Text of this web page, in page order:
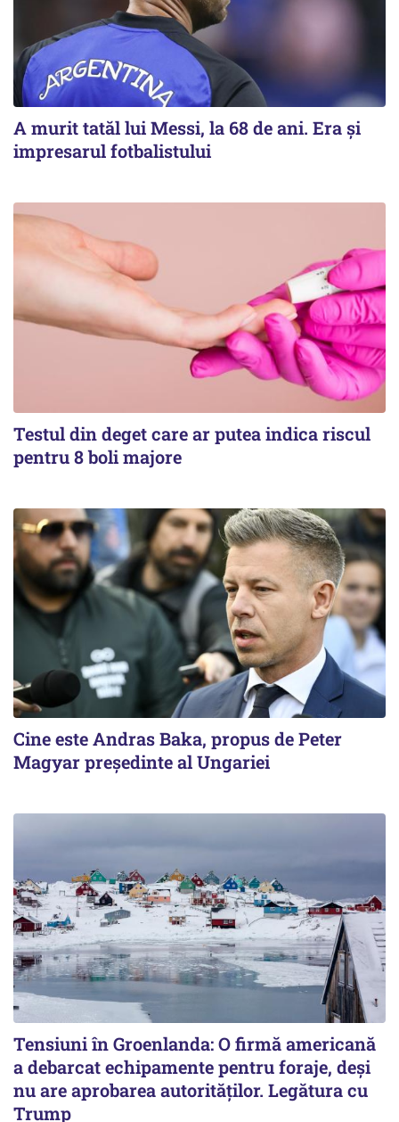
A murit tatăl lui Messi, la 68 de ani. Era și
impresarul fotbalistului
Testul din deget care ar putea indica riscul
pentru 8 boli majore
Cine este Andras Baka, propus de Peter
Magyar președinte al Ungariei
Tensiuni în Groenlanda: O firmă americană
a debarcat echipamente pentru foraje, deși
nu are aprobarea autorităților. Legătura cu
Trump